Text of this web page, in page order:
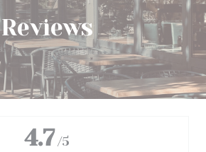
Reviews
4.7 /5